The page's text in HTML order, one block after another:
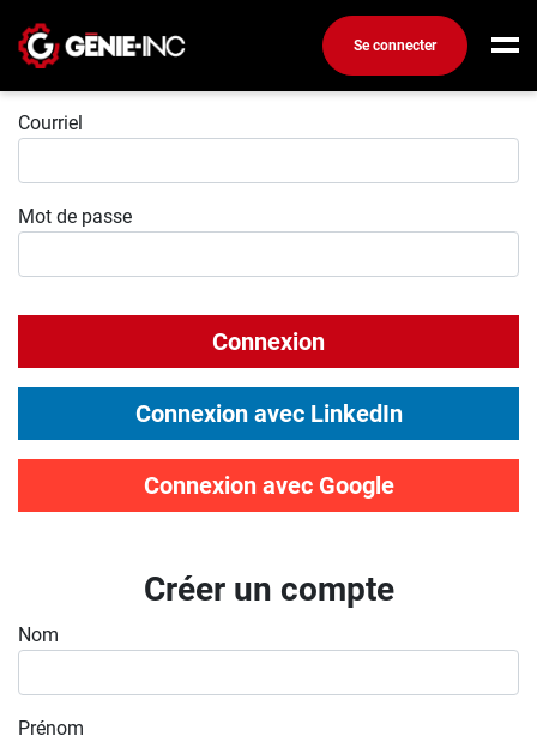
Se connecter
Connexion
Emplois
Ma boîte à outils
Conseils carrière
Métiers
Nos chroniques
Publiez une offre d'emploi
Connexion
Courriel
Mot de passe
Connexion
Connexion avec LinkedIn
Connexion avec Google
Créer un compte
Nom
Prénom